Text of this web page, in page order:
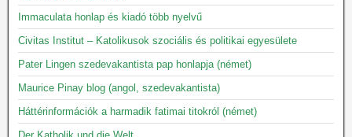
Immaculata honlap és kiadó több nyelvű
Civitas Institut – Katolikusok szociális és politikai egyesülete
Pater Lingen szedevakantista pap honlapja (német)
Maurice Pinay blog (angol, szedevakantista)
Háttérinformációk a harmadik fatimai titokról (német)